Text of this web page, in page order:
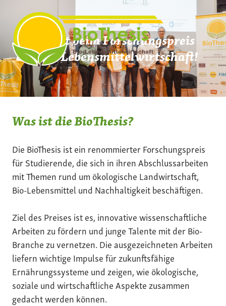
Inhalt
springenMach mit beim Forschungspreis
der Bio-Lebensmittelwirtschaft!
Was ist die BioThesis?
Die BioThesis ist ein renommierter Forschungspreis
für Studierende, die sich in ihren Abschlussarbeiten
mit Themen rund um ökologische Landwirtschaft,
Bio-Lebensmittel und Nachhaltigkeit beschäftigen.
Ziel des Preises ist es, innovative wissenschaftliche
Arbeiten zu fördern und junge Talente mit der Bio-
Branche zu vernetzen. Die ausgezeichneten Arbeiten
liefern wichtige Impulse für zukunftsfähige
Ernährungssysteme und zeigen, wie ökologische,
soziale und wirtschaftliche Aspekte zusammen
gedacht werden können.